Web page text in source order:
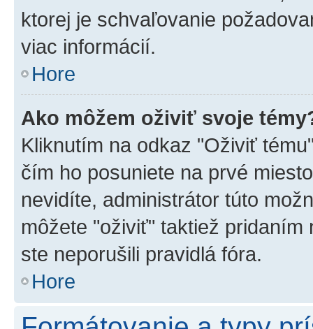
ktorej je schvaľovanie
viac informácií.
Hore
Ako môžem oživiť svoje
Kliknutím na odkaz "Oživiť
čím ho posuniete na prvé
nevidíte, administrátor túto
môžete "oživiť" taktiež
ste neporušili pravidlá fóra.
Hore